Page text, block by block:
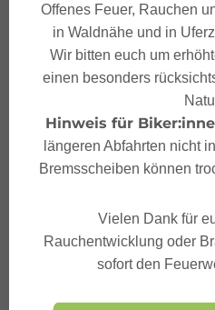
Offenes Feuer, Rauchen
in Waldnähe und in
Wir bitten euch um
einen besonders
Hinweis für
längeren Abfahrten nicht
Bremsscheiben können
Vielen Dank für
Rauchentwicklung oder
sofort den